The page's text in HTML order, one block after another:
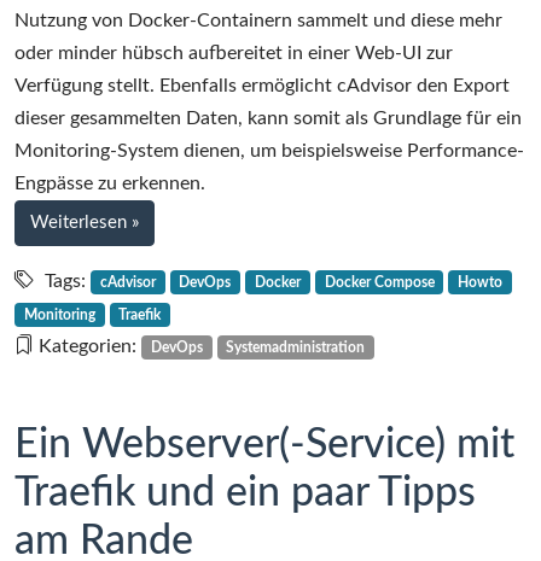
Nutzung von Docker-Containern sammelt und diese mehr
oder minder hübsch aufbereitet in einer Web-UI zur
Verfügung stellt. Ebenfalls ermöglicht cAdvisor den Export
dieser gesammelten Daten, kann somit als Grundlage für ein
Monitoring-System dienen, um beispielsweise Performance-
Engpässe zu erkennen.
Weiterlesen bei
Howto:
cAdvisor
mit
Traefik
»
Tags: cAdvisor DevOps Docker Docker Compose Howto
Monitoring Traefik
Kategorien: DevOps Systemadministration
Ein Webserver(-Service) mit
Traefik und ein paar Tipps
am Rande